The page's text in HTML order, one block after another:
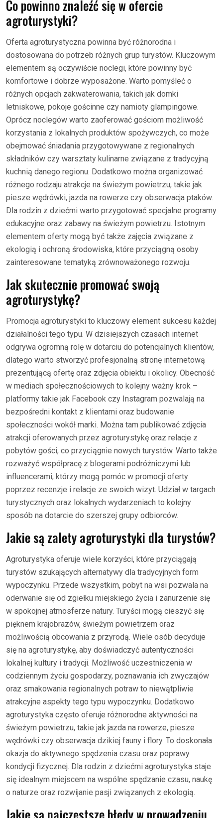
Co powinno znaleźć się w ofercie
agroturystyki?
Oferta agroturystyczna powinna być różnorodna i
dostosowana do potrzeb różnych grup turystów. Kluczowym
elementem są oczywiście noclegi, które powinny być
komfortowe i dobrze wyposażone. Warto pomyśleć o
różnych opcjach zakwaterowania, takich jak domki
letniskowe, pokoje gościnne czy namioty glampingowe.
Oprócz noclegów warto zaoferować gościom możliwość
korzystania z lokalnych produktów spożywczych, co może
obejmować śniadania przygotowywane z regionalnych
składników czy warsztaty kulinarne związane z tradycyjną
kuchnią danego regionu. Dodatkowo można organizować
różnego rodzaju atrakcje na świeżym powietrzu, takie jak
piesze wędrówki, jazda na rowerze czy obserwacja ptaków.
Dla rodzin z dziećmi warto przygotować specjalne programy
edukacyjne oraz zabawy na świeżym powietrzu. Istotnym
elementem oferty mogą być także zajęcia związane z
ekologią i ochroną środowiska, które przyciągną osoby
zainteresowane tematyką zrównoważonego rozwoju.
Jak skutecznie promować swoją
agroturystykę?
Promocja agroturystyki to kluczowy element sukcesu każdej
działalności tego typu. W dzisiejszych czasach internet
odgrywa ogromną rolę w dotarciu do potencjalnych klientów,
dlatego warto stworzyć profesjonalną stronę internetową
prezentującą ofertę oraz zdjęcia obiektu i okolicy. Obecność
w mediach społecznościowych to kolejny ważny krok –
platformy takie jak Facebook czy Instagram pozwalają na
bezpośredni kontakt z klientami oraz budowanie
społeczności wokół marki. Można tam publikować zdjęcia
atrakcji oferowanych przez agroturystykę oraz relacje z
pobytów gości, co przyciągnie nowych turystów. Warto także
rozważyć współpracę z blogerami podróżniczymi lub
influencerami, którzy mogą pomóc w promocji oferty
poprzez recenzje i relacje ze swoich wizyt. Udział w targach
turystycznych oraz lokalnych wydarzeniach to kolejny
sposób na dotarcie do szerszej grupy odbiorców.
Jakie są zalety agroturystyki dla turystów?
Agroturystyka oferuje wiele korzyści, które przyciągają
turystów szukających alternatywy dla tradycyjnych form
wypoczynku. Przede wszystkim, pobyt na wsi pozwala na
oderwanie się od zgiełku miejskiego życia i zanurzenie się
w spokojnej atmosferze natury. Turyści mogą cieszyć się
pięknem krajobrazów, świeżym powietrzem oraz
możliwością obcowania z przyrodą. Wiele osób decyduje
się na agroturystykę, aby doświadczyć autentyczności
lokalnej kultury i tradycji. Możliwość uczestniczenia w
codziennym życiu gospodarzy, poznawania ich zwyczajów
oraz smakowania regionalnych potraw to niewątpliwie
atrakcyjne aspekty tego typu wypoczynku. Dodatkowo
agroturystyka często oferuje różnorodne aktywności na
świeżym powietrzu, takie jak jazda na rowerze, piesze
wędrówki czy obserwacja dzikiej fauny i flory. To doskonała
okazja do aktywnego spędzenia czasu oraz poprawy
kondycji fizycznej. Dla rodzin z dziećmi agroturystyka staje
się idealnym miejscem na wspólne spędzanie czasu, naukę
o naturze oraz rozwijanie pasji związanych z ekologią.
Jakie są najczęstsze błędy w prowadzeniu